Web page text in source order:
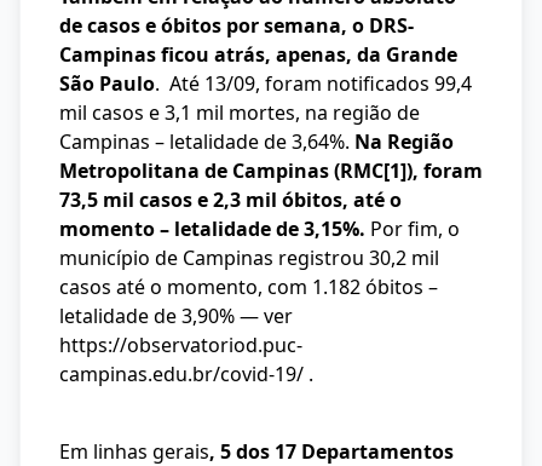
de casos e óbitos por semana, o DRS-
Campinas ficou atrás, apenas, da Grande
São Paulo. Até 13/09, foram notificados 99,4
mil casos e 3,1 mil mortes, na região de
Campinas – letalidade de 3,64%. Na Região
Metropolitana de Campinas (RMC[1]), foram
73,5 mil casos e 2,3 mil óbitos, até o
momento – letalidade de 3,15%. Por fim, o
município de Campinas registrou 30,2 mil
casos até o momento, com 1.182 óbitos –
letalidade de 3,90% — ver
https://observatoriod.puc-
campinas.edu.br/covid-19/ .
Em linhas gerais, 5 dos 17 Departamentos